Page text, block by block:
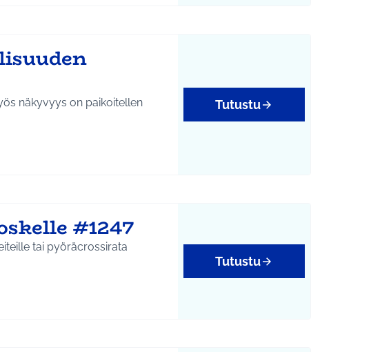
näkyvyys on paikoitellen
Tutustu
#1247
tai pyöräcrossirata
Tutustu